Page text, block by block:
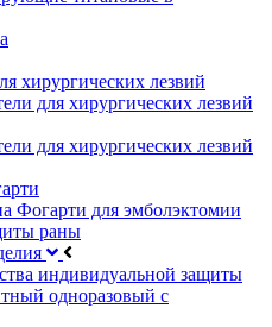
хирургических лезвий
для хирургических лезвий
для хирургических лезвий
Фогарти для эмболэктомии
раны
индивидуальной защиты
одноразовый с